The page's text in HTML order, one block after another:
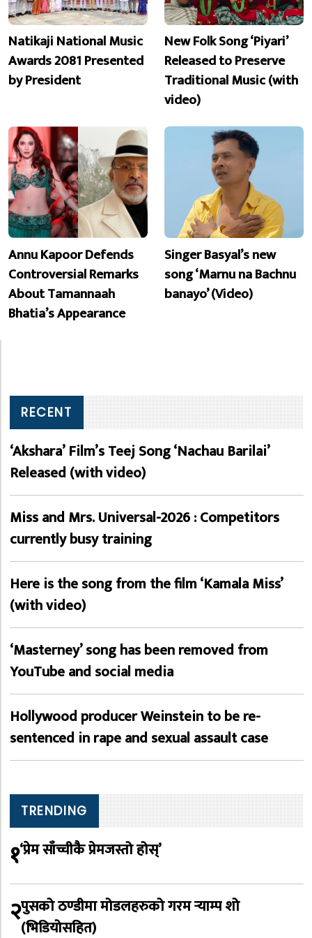
Natikaji National Music
Awards 2081 Presented
by President
New Folk Song ‘Piyari’
Released to Preserve
Traditional Music (with
video)
Annu Kapoor Defends
Controversial Remarks
About Tamannaah
Bhatia’s Appearance
Singer Basyal’s new
song ‘Marnu na Bachnu
banayo’ (Video)
RECENT
‘Akshara’ Film’s Teej Song ‘Nachau Barilai’
Released (with video)
Miss and Mrs. Universal-2026 : Competitors
currently busy training
Here is the song from the film ‘Kamala Miss’
(with video)
‘Masterney’ song has been removed from
YouTube and social media
Hollywood producer Weinstein to be re-
sentenced in rape and sexual assault case
TRENDING
१‘प्रेम साँच्चीकै प्रेमजस्तो होस्’
२पुसको ठण्डीमा मोडलहरुको गरम र्‍याम्प शो
(भिडियोसहित)